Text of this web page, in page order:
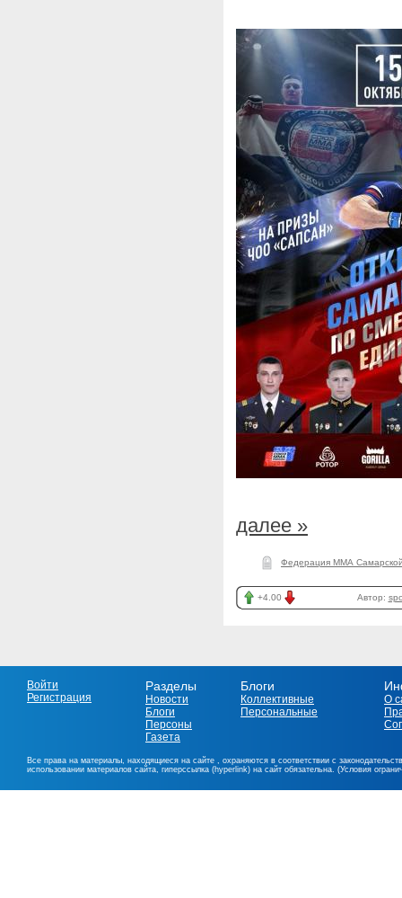
далее »
Федерация ММА
+4.00 Автор:
Войти
Регистрация
Разделы
Новости
Блоги
Персоны
Газета
Блоги
Коллективные
Персональные
О
Все права на материалы, находящиеся на сайте , охраняются в соответствии с
использовании материалов сайта, гиперссылка (hyperlink) на сайт обязательна. (Условия